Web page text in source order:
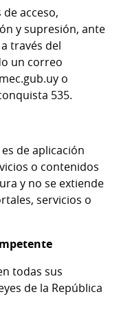
acceso,
y supresión, ante
través del
un correo
o
535.
de aplicación
o contenidos
y no se extiende
servicios o
todas sus
de la República